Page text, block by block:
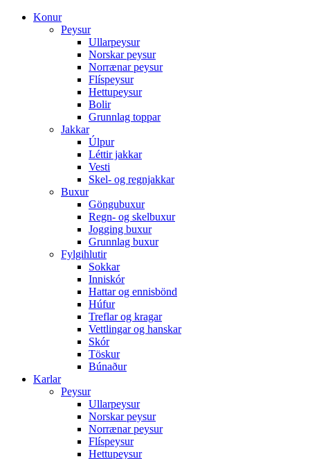
Konur
Peysur
Ullarpeysur
Norskar peysur
Norrænar peysur
Flíspeysur
Hettupeysur
Bolir
Grunnlag toppar
Jakkar
Úlpur
Léttir jakkar
Vesti
Skel- og regnjakkar
Buxur
Göngubuxur
Regn- og skelbuxur
Jogging buxur
Grunnlag buxur
Fylgihlutir
Sokkar
Inniskór
Hattar og ennisbönd
Húfur
Treflar og kragar
Vettlingar og hanskar
Skór
Töskur
Búnaður
Karlar
Peysur
Ullarpeysur
Norskar peysur
Norrænar peysur
Flíspeysur
Hettupeysur